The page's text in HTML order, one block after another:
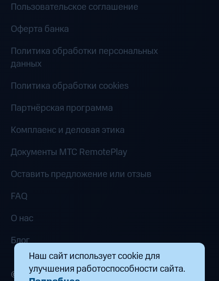
Наш сайт использует cookie для
улучшения работоспособности сайта.
Пользовательское соглашение
Оферта банка
Политика обработки персональных
данных
Политика обработки cookies
Партнёрская программа
Комплаенс и деловая этика
Документы MTC RemotePlay
Оставить предложение или отзыв
FAQ
О нас
Блог
© 2026 ООО «Маркетплейс распределенных